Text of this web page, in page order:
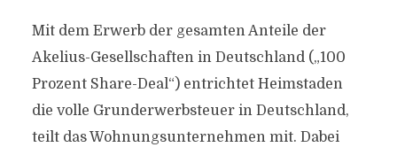
Mit dem Erwerb der gesamten Anteile der
Akelius-Gesellschaften in Deutschland („100
Prozent Share-Deal“) entrichtet Heimstaden
die volle Grunderwerbsteuer in Deutschland,
teilt das Wohnungsunternehmen mit. Dabei